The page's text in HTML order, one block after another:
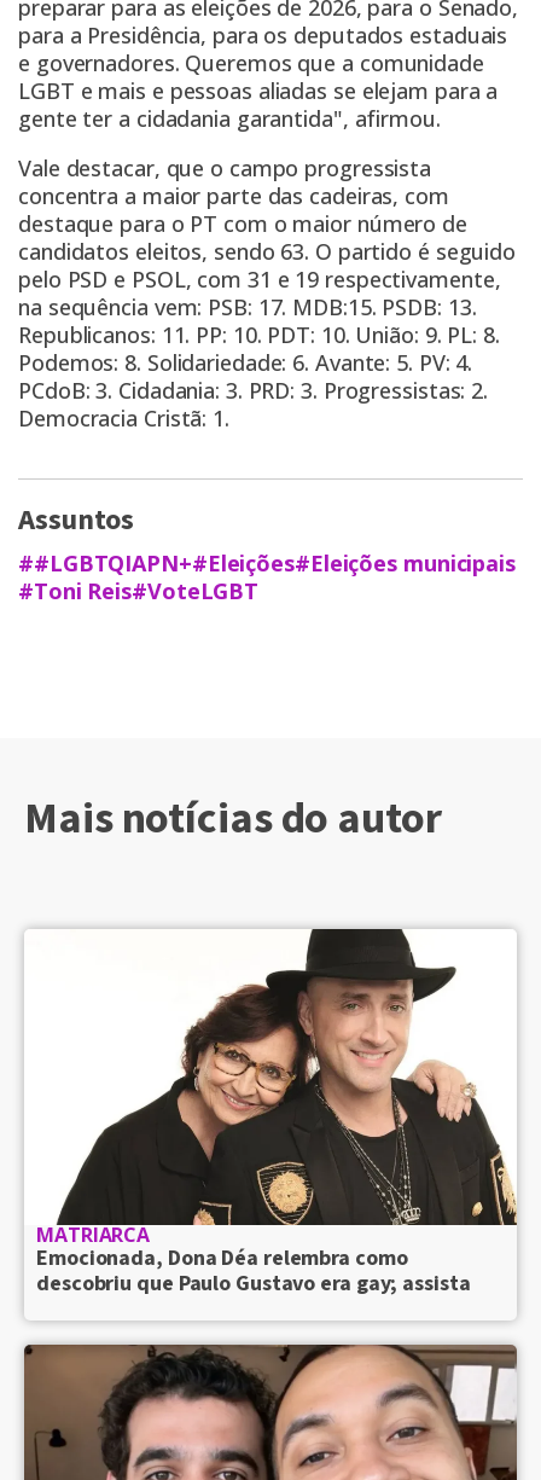
preparar para as eleições de 2026, para o Senado,
para a Presidência, para os deputados estaduais
e governadores. Queremos que a comunidade
LGBT e mais e pessoas aliadas se elejam para a
gente ter a cidadania garantida", afirmou.
Vale destacar, que o campo progressista
concentra a maior parte das cadeiras, com
destaque para o PT com o maior número de
candidatos eleitos, sendo 63. O partido é seguido
pelo PSD e PSOL, com 31 e 19 respectivamente,
na sequência vem: PSB: 17. MDB:15. PSDB: 13.
Republicanos: 11. PP: 10. PDT: 10. União: 9. PL: 8.
Podemos: 8. Solidariedade: 6. Avante: 5. PV: 4.
PCdoB: 3. Cidadania: 3. PRD: 3. Progressistas: 2.
Democracia Cristã: 1.
Assuntos
##LGBTQIAPN+#Eleições#Eleições municipais
#Toni Reis#VoteLGBT
Mais notícias do autor
MATRIARCA
Emocionada, Dona Déa relembra como
descobriu que Paulo Gustavo era gay; assista